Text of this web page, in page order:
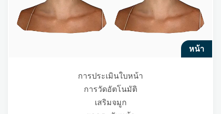
หน้า
การประเมินใบหน้า
การวัดอัตโนมัติ
เสริมจมูก